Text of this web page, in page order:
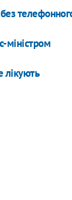
міністром
лікують